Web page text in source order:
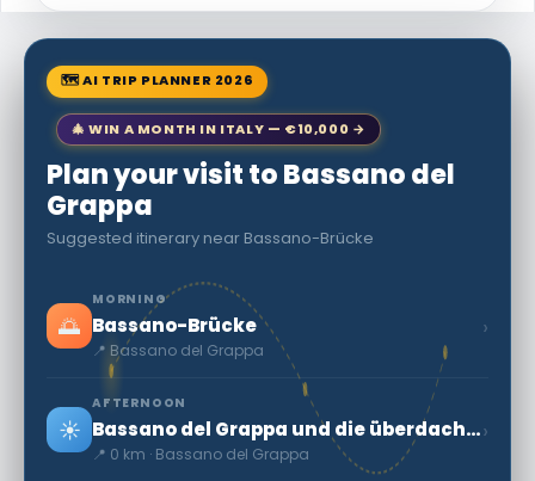
🗺 AI TRIP PLANNER 2026
🎄 WIN A MONTH IN ITALY — €10,000 →
Plan your visit to Bassano del
Grappa
Suggested itinerary near Bassano-Brücke
🌅
MORNING
Bassano-Brücke
📍 Bassano del Grappa
›
☀️
AFTERNOON
Bassano del Grappa und die überdachte 'Alte Brücke' aus Holz
📍 0 km · Bassano del Grappa
›